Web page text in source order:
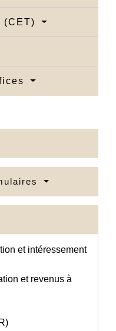
(CET)
et intéressement
et revenus à